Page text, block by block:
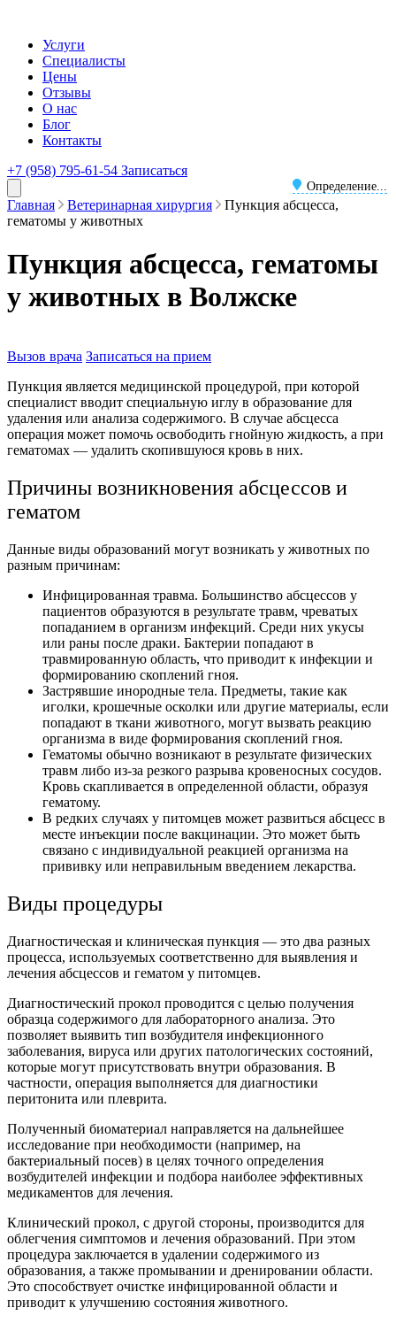
Услуги
Специалисты
Цены
Отзывы
О нас
Блог
Контакты
+7 (958) 795-61-54
Определение...
Записаться
Главная Ветеринарная хирургия
Пункция абсцесса,
гематомы у животных
Пункция абсцесса, гематомы
у животных в Волжске
Вызов врача Записаться на прием
Пункция является медицинской процедурой, при которой
специалист вводит специальную иглу в образование для
удаления или анализа содержимого. В случае абсцесса
операция может помочь освободить гнойную жидкость, а при
гематомах — удалить скопившуюся кровь в них.
Причины возникновения абсцессов и
гематом
Данные виды образований могут возникать у животных по
разным причинам:
Инфицированная травма. Большинство абсцессов у
пациентов образуются в результате травм, чреватых
попаданием в организм инфекций. Среди них укусы
или раны после драки. Бактерии попадают в
травмированную область, что приводит к инфекции и
формированию скоплений гноя.
Застрявшие инородные тела. Предметы, такие как
иголки, крошечные осколки или другие материалы, если
попадают в ткани животного, могут вызвать реакцию
организма в виде формирования скоплений гноя.
Гематомы обычно возникают в результате физических
травм либо из-за резкого разрыва кровеносных сосудов.
Кровь скапливается в определенной области, образуя
гематому.
В редких случаях у питомцев может развиться абсцесс в
месте инъекции после вакцинации. Это может быть
связано с индивидуальной реакцией организма на
прививку или неправильным введением лекарства.
Виды процедуры
Диагностическая и клиническая пункция — это два разных
процесса, используемых соответственно для выявления и
лечения абсцессов и гематом у питомцев.
Диагностический прокол проводится с целью получения
образца содержимого для лабораторного анализа. Это
позволяет выявить тип возбудителя инфекционного
заболевания, вируса или других патологических состояний,
которые могут присутствовать внутри образования. В
частности, операция выполняется для диагностики
перитонита или плеврита.
Полученный биоматериал направляется на дальнейшее
исследование при необходимости (например, на
бактериальный посев) в целях точного определения
возбудителей инфекции и подбора наиболее эффективных
медикаментов для лечения.
Клинический прокол, с другой стороны, производится для
облегчения симптомов и лечения образований. При этом
процедура заключается в удалении содержимого из
образования, а также промывании и дренировании области.
Это способствует очистке инфицированной области и
приводит к улучшению состояния животного.